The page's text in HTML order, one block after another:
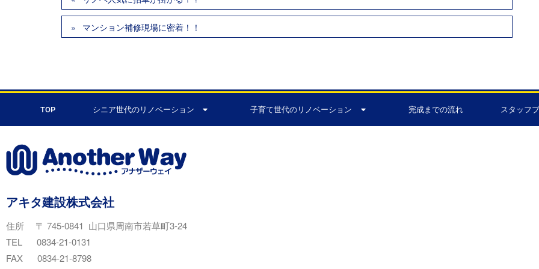
マンション補修現場に密着！！
TOP シニア世代のリノベーション 子育て世代のリノベーション 完成までの流れ スタッフ
アキタ建設株式会社
住所 〒 745-0841 山口県周南市若草町3-24
TEL 0834-21-0131
FAX 0834-21-8798